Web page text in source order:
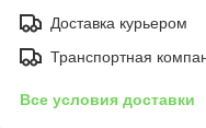
Доставка курьером
Транспортная
Все условия доставки